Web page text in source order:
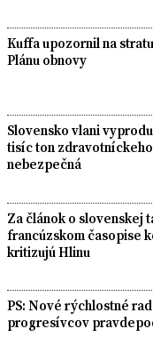
Kuffa upozornil na
Plánu obnovy
Slovensko vlani
tisíc ton
nebezpečná
Za článok o slovenskej
francúzskom časopise
kritizujú Hlinu
PS: Nové rýchlostné
progresívcov